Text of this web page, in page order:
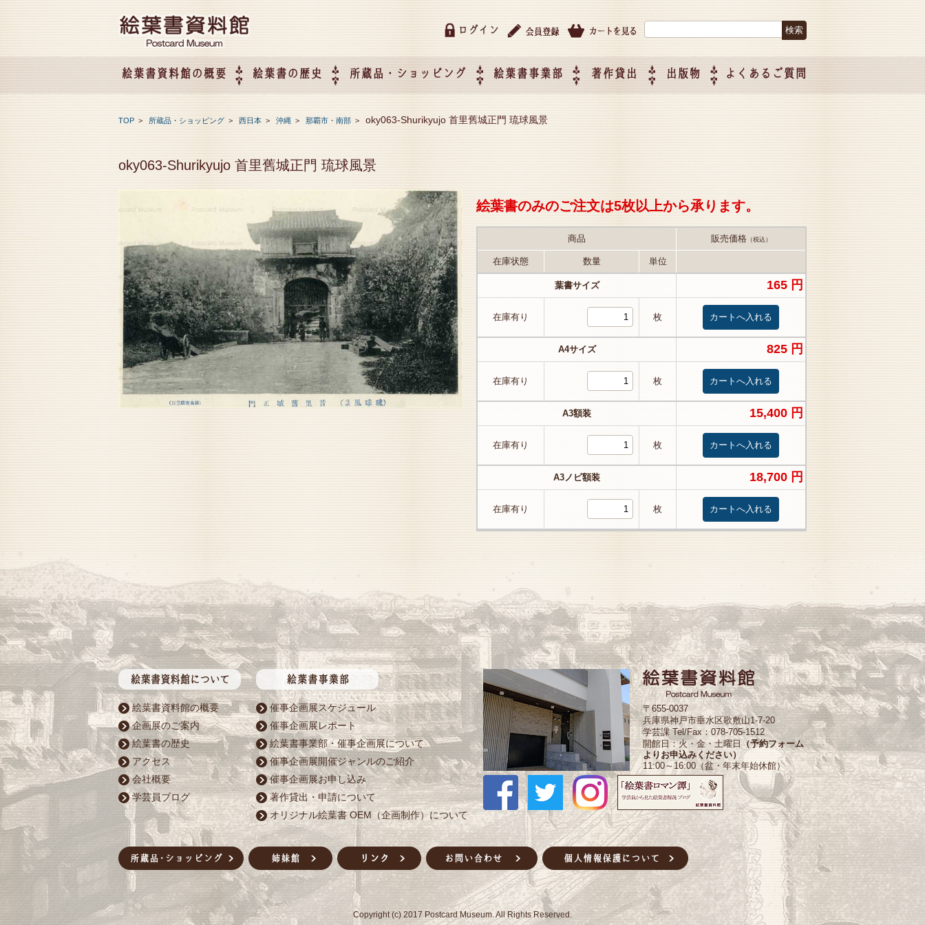
ログイン
絵葉書資料館の概要 絵葉書の歴史 所蔵品・ショッピング 絵葉書事業部
て
作）について
著作貸出 出版物 よくあるご質問
TOP > 所蔵品・ショッピング > 西日本 > 沖縄 > 那覇市・南部 > oky063-Shurikyujo 首里舊城正門 琉球風景
oky063-Shurikyujo 首里舊城正門 琉球風景
絵葉書のみのご注文は5枚以上から承ります。
商品 販売価格（税込）
在庫状態 数量 単位
葉書サイズ 165 円
在庫有り 枚
A4サイズ 825 円
在庫有り 枚
A3額装 15,400 円
在庫有り 枚
A3ノビ額装 18,700 円
在庫有り 枚
絵葉書資料館の概要
企画展のご案内
絵葉書の歴史
アクセス
会社概要
学芸員ブログ
催事企画展スケジュール
催事企画展レポート
絵葉書事業部・催事企画展について
催事企画展開催ジャンルのご紹介
催事企画展お申し込み
著作貸出・申請について
オリジナル絵葉書 OEM（企画制作）について
〒655-0037
兵庫県神戸市垂水区歌敷山1-7-20
学芸課 Tel/Fax：078-705-1512
開館日：火・金・土曜日 （予約フォーム
よりお申込みください）
11:00～16:00（盆・年末年始休館）
Copyright (c) 2017 Postcard Museum. All Rights Reserved.